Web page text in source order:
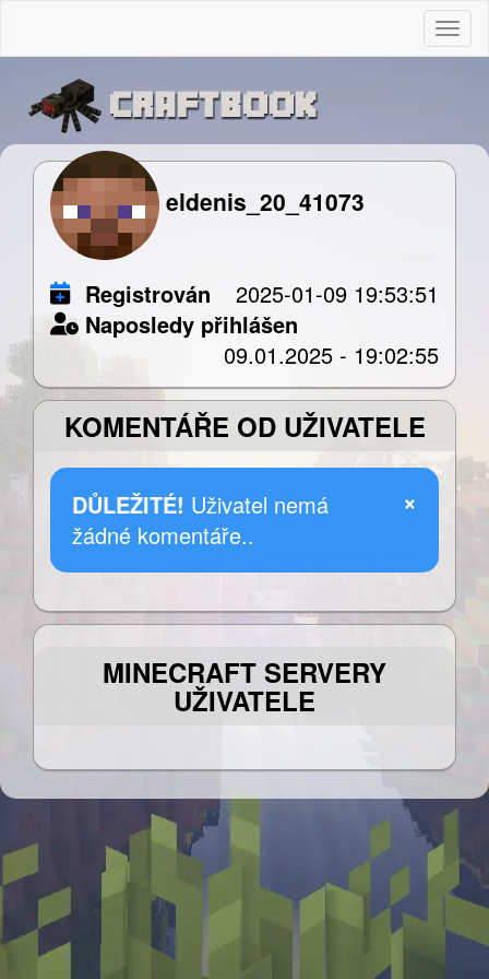
eldenis_20_41073
Registrován
2025-01-09 19:53:51
Naposledy přihlášen
09.01.2025 - 19:02:55
KOMENTÁŘE OD UŽIVATELE
×
DŮLEŽITÉ! Uživatel nemá
žádné komentáře..
MINECRAFT SERVERY
UŽIVATELE